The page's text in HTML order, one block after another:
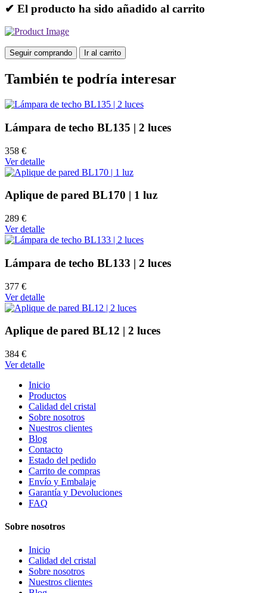
✔ El producto ha sido añadido al carrito
Seguir comprando Ir al carrito
También te podría interesar
Lámpara de techo BL135 | 2 luces
358 €
Ver detalle
Aplique de pared BL170 | 1 luz
289 €
Ver detalle
Lámpara de techo BL133 | 2 luces
377 €
Ver detalle
Aplique de pared BL12 | 2 luces
384 €
Ver detalle
Inicio
Productos
Calidad del cristal
Sobre nosotros
Nuestros clientes
Blog
Contacto
Estado del pedido
Carrito de compras
Envío y Embalaje
Garantía y Devoluciones
FAQ
Sobre nosotros
Inicio
Calidad del cristal
Sobre nosotros
Nuestros clientes